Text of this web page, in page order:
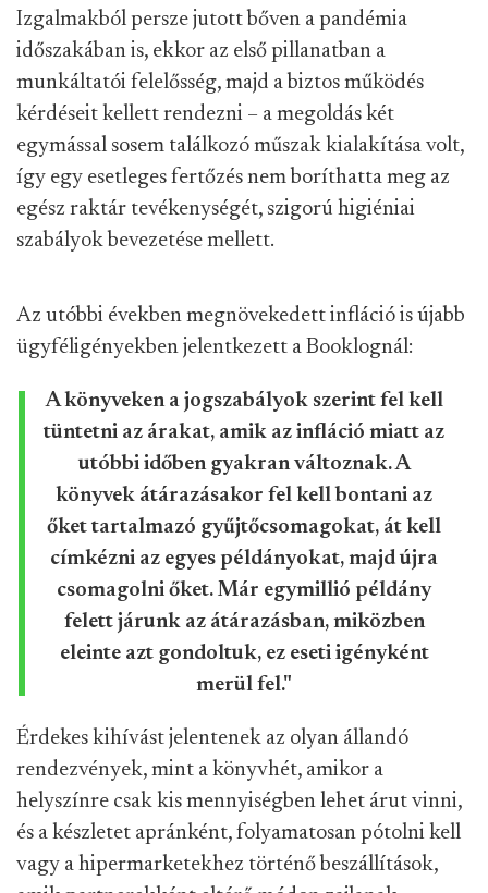
Izgalmakból persze jutott bőven a pandémia
időszakában is, ekkor az első pillanatban a
munkáltatói felelősség, majd a biztos működés
kérdéseit kellett rendezni – a megoldás két
egymással sosem találkozó műszak kialakítása volt,
így egy esetleges fertőzés nem boríthatta meg az
egész raktár tevékenységét, szigorú higiéniai
szabályok bevezetése mellett.
Az utóbbi években megnövekedett infláció is újabb
ügyféligényekben jelentkezett a Booklognál:
A könyveken a jogszabályok szerint fel kell
tüntetni az árakat, amik az infláció miatt az
utóbbi időben gyakran változnak. A
könyvek átárazásakor fel kell bontani az
őket tartalmazó gyűjtőcsomagokat, át kell
címkézni az egyes példányokat, majd újra
csomagolni őket. Már egymillió példány
felett járunk az átárazásban, miközben
eleinte azt gondoltuk, ez eseti igényként
merül fel."
Érdekes kihívást jelentenek az olyan állandó
rendezvények, mint a könyvhét, amikor a
helyszínre csak kis mennyiségben lehet árut vinni,
és a készletet apránként, folyamatosan pótolni kell
vagy a hipermarketekhez történő beszállítások,